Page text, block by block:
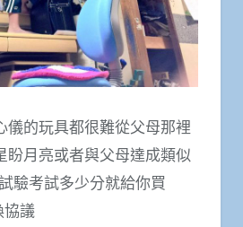
儀的玩具都很難從父母那裡
盼月亮或者與父母達成類似
驗考試多少分就給你買
協議